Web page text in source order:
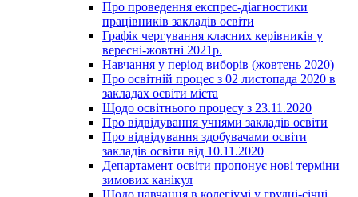
Про проведення експрес-діагностики
працівників закладів освіти
Графік чергування класних керівників у
вересні-жовтні 2021р.
Навчання у період виборів (жовтень 2020)
Про освітній процес з 02 листопада 2020 в
закладах освіти міста
Щодо освітнього процесу з 23.11.2020
Про відвідування учнями закладів освіти
Про відвідування здобувачами освіти
закладів освіти від 10.11.2020
Департамент освіти пропонує нові терміни
зимових канікул
Щодо навчання в колегіумі у грудні-січні